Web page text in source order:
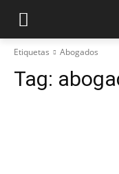
Etiquetas Abogados
Tag: